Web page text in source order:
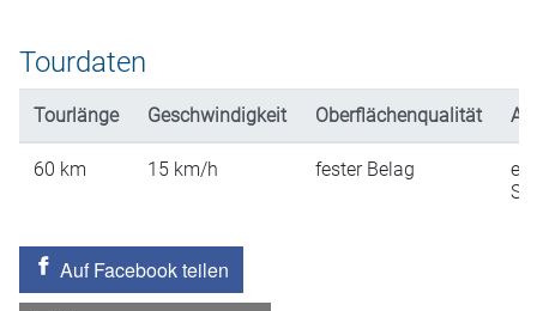
Tourdaten
Tourlänge Geschwindigkeit Oberflächenqualität
60 km 15 km/h fester Belag
Auf Facebook teilen